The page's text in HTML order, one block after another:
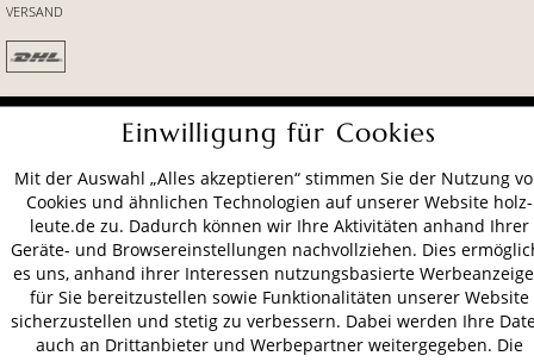
VERSAND
AGB Datenschutz
Impressum
© 2026 HOLZ-LEUTE
* Alle Preise inkl. gesetzl. Mehrwertsteuer zzgl.Versandkosten.
Einwilligung für Cookies
Mit der Auswahl „Alles akzeptieren“ stimmen Sie der Nutzung
Cookies und ähnlichen Technologien auf unserer Website holz-
leute.de zu. Dadurch können wir Ihre Aktivitäten anhand Ihrer
Geräte- und Browsereinstellungen nachvollziehen. Dies
es uns, anhand ihrer Interessen nutzungsbasierte
für Sie bereitzustellen sowie Funktionalitäten unserer Website
sicherzustellen und stetig zu verbessern. Dabei werden Ihre
auch an Drittanbieter und Werbepartner weitergegeben. Die